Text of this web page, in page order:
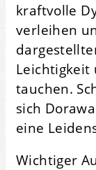
kraftvolle
verleihen
Leichtigkeit
tauchen.
sich
eine
Wichtiger